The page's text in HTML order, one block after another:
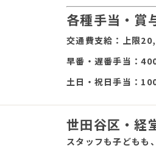
各種手当・賞
交通費支給：上限
早番・遅番手当：
土日・祝日手当：
世田谷区・経
スタッフも子どもも